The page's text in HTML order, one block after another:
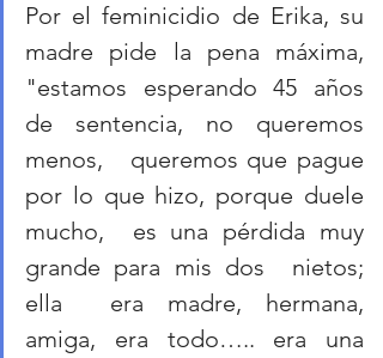
Por el feminicidio de Erika, su
madre pide la pena máxima,
"estamos esperando 45 años
de sentencia, no queremos
menos,   queremos que pague
por lo que hizo, porque duele
mucho,  es una pérdida muy
grande para mis dos  nietos;
ella  era madre, hermana,
amiga, era todo….. era una